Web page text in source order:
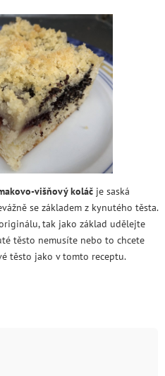
višňový koláč je saská
se základem z kynutého těsta.
tak jako základ udělejte
těsto nemusíte nebo to chcete
těsto jako v tomto receptu.